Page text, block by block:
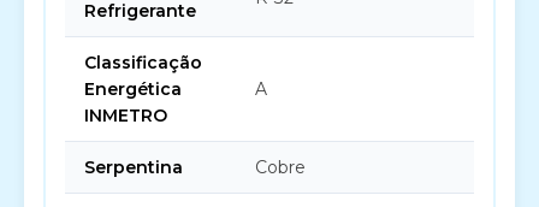
Refrigerante
Classificação
Energética
INMETRO
A
Serpentina Cobre